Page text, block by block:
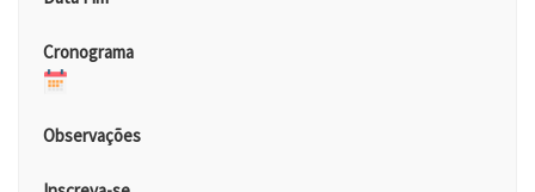
Cronograma
Observações